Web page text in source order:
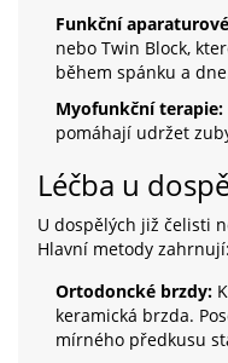
Funkční
nebo Twin Block,
během spánku a
Myofunkční terapie:
pomáhají udržet
Léčba u
U dospělých již čelisti
Hlavní metody zahrnují:
Ortodoncké brzdy:
keramická brzda.
mírného předkusu